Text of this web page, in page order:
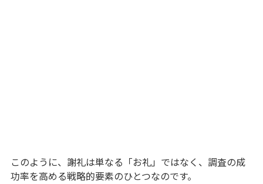
このように、謝礼は単なる「お礼」ではなく、調査の成
功率を高める戦略的要素のひとつなのです。